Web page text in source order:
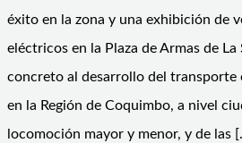
éxito en la zona y una exhibición de
eléctricos en la Plaza de Armas de
concreto al desarrollo del transporte
en la Región de Coquimbo, a nivel
locomoción mayor y menor, y de las